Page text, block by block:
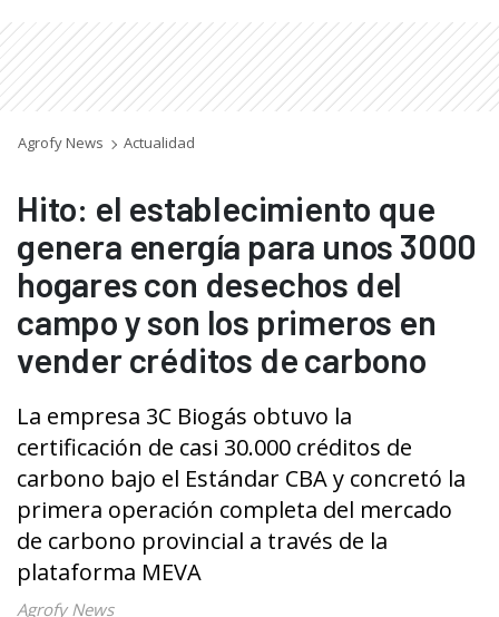
Agrofy News Actualidad
Hito: el establecimiento que
genera energía para unos 3000
hogares con desechos del
campo y son los primeros en
vender créditos de carbono
La empresa 3C Biogás obtuvo la
certificación de casi 30.000 créditos de
carbono bajo el Estándar CBA y concretó la
primera operación completa del mercado
de carbono provincial a través de la
plataforma MEVA
Agrofy News